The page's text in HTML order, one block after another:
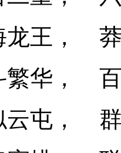
王，
华，
屯，